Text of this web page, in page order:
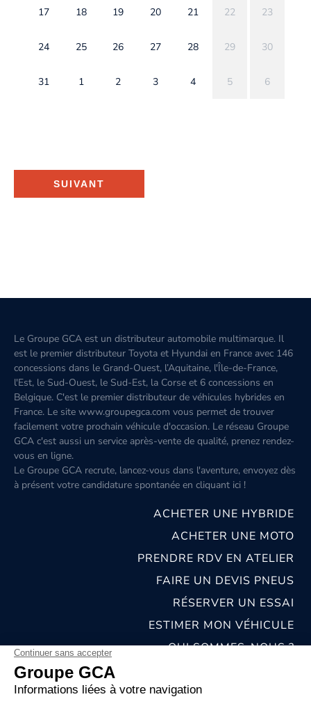
17 18 19 20 21 22 23
24 25 26 27 28 29 30
31 1 2 3 4 5 6
SUIVANT
Le Groupe GCA est un distributeur automobile multimarque. Il
est le premier distributeur Toyota et Hyundai en France avec 146
concessions dans le Grand-Ouest, l’Aquitaine, l'Île-de-France,
l'Est, le Sud-Ouest, le Sud-Est, la Corse et 6 concessions en
Belgique. C'est le premier distributeur de véhicules hybrides en
France. Le site www.groupegca.com vous permet de trouver
facilement votre prochain véhicule d'occasion. Le réseau Groupe
GCA c'est aussi un service après-vente de qualité, prenez rendez-
vous en ligne.
Le Groupe GCA recrute, lancez-vous dans l'aventure, envoyez dès
à présent votre candidature spontanée en cliquant ici !
ACHETER UNE HYBRIDE
ACHETER UNE MOTO
PRENDRE RDV EN ATELIER
FAIRE UN DEVIS PNEUS
RÉSERVER UN ESSAI
ESTIMER MON VÉHICULE
QUI SOMMES-NOUS ?
NOS CONCESSIONS & CARROSSERIES